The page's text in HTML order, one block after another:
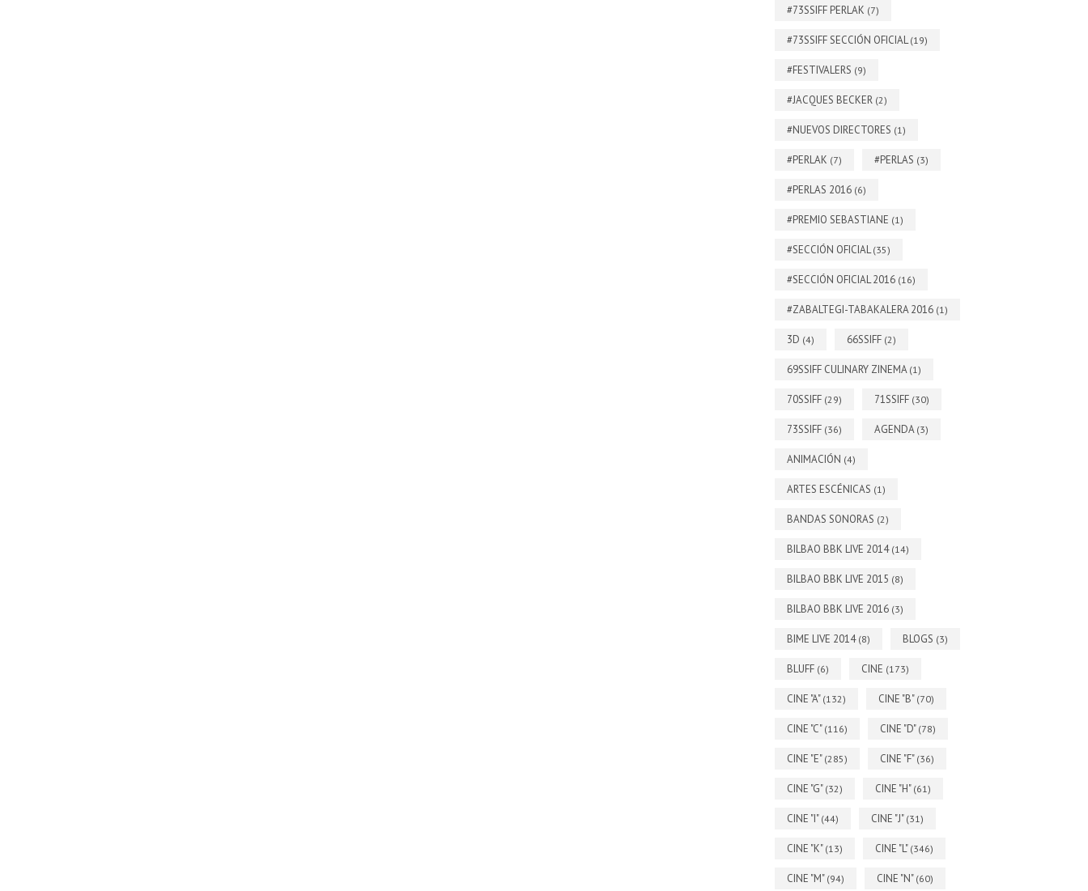
#73SSIFF PERLAK (7)
#73SSIFF SECCIÓN OFICIAL(19)
#FESTIVALERS (9)
#JACQUES BECKER (2)
#NUEVOS DIRECTORES (1)
#PERLAK (7) #PERLAS (3)
#PERLAS 2016 (6)
#PREMIO SEBASTIANE (1)
#SECCIÓN OFICIAL(35)
#SECCIÓN OFICIAL 2016 (16)
#ZABALTEGI-TABAKALERA 2016 (1)
3D (4) 66SSIFF (2)
69SSIFF CULINARY ZINEMA (1)
70SSIFF (29) 71SSIFF (30)
73SSIFF (36) AGENDA (3)
ANIMACIÓN (4)
ARTES ESCÉNICAS (1)
BANDAS SONORAS (2)
BILBAO BBK LIVE 2014 (14)
BILBAO BBK LIVE 2015 (8)
BILBAO BBK LIVE 2016 (3)
BIME LIVE 2014 (8) BLOGS (3)
BLUFF (6) CINE (173)
CINE "A" (132) CINE "B" (70)
CINE "C" (116) CINE "D" (78)
CINE "E" (285) CINE "F" (36)
CINE "G" (32) CINE "H" (61)
CINE "I" (44) CINE "J" (31)
CINE "K" (13) CINE "L" (346)
CINE "M" (94) CINE "N" (60)